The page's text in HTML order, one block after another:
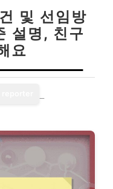
및 선임방
설명, 친구
요